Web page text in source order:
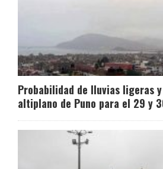
Probabilidad de lluvias ligeras
altiplano de Puno para el 29 y